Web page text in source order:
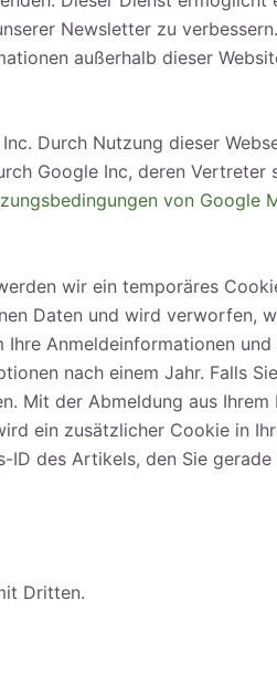
Newsletter zu verbessern.
außerhalb dieser
Durch Nutzung dieser
Google Inc, deren Vertreter
von Google
wir ein temporäres
Daten und wird verworfen,
Anmeldeinformationen
nach einem Jahr. Falls
Mit der Abmeldung aus
ein zusätzlicher Cookie in
des Artikels, den Sie
Dritten.